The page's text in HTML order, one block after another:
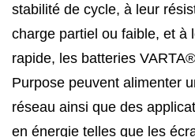
stabilité de cycle, à leur
charge partiel ou faible, et à
rapide, les batteries
Purpose peuvent alimenter
réseau ainsi que des
en énergie telles que les